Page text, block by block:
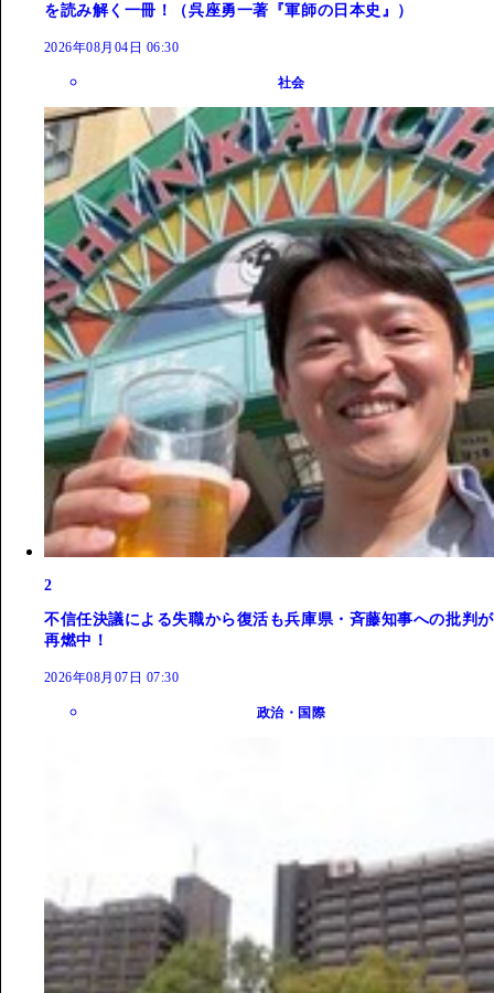
を読み解く一冊！（呉座勇一著『軍師の日本史』）
2026年08月04日 06:30
社会
2
不信任決議による失職から復活も兵庫県・斉藤知事への批判が
再燃中！
2026年08月07日 07:30
政治・国際